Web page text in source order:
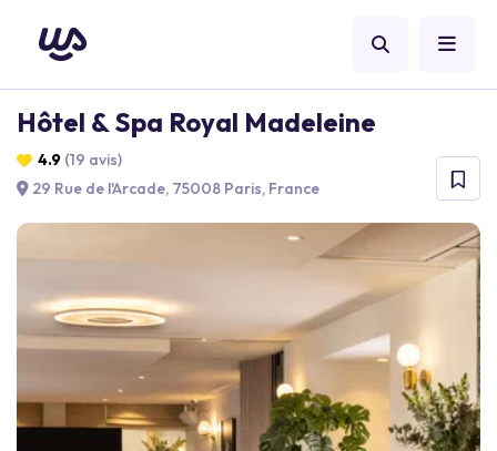
Hôtel & Spa Royal Madeleine
4.9 (19 avis)
29 Rue de l'Arcade, 75008 Paris, France